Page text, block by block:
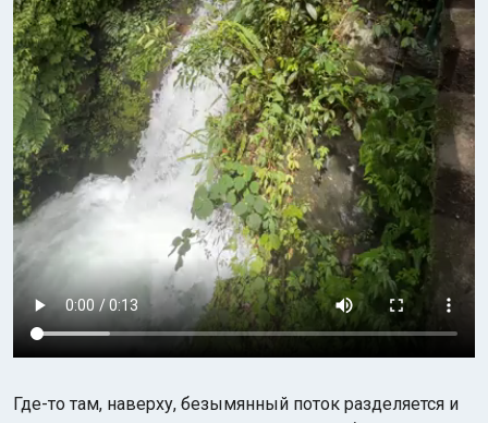
Где-то там, наверху, безымянный поток разделяется и